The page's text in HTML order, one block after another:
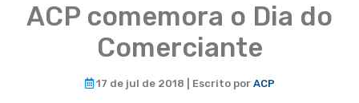
ACP comemora o Dia do
Comerciante
17 de jul de 2018 | Escrito por ACP